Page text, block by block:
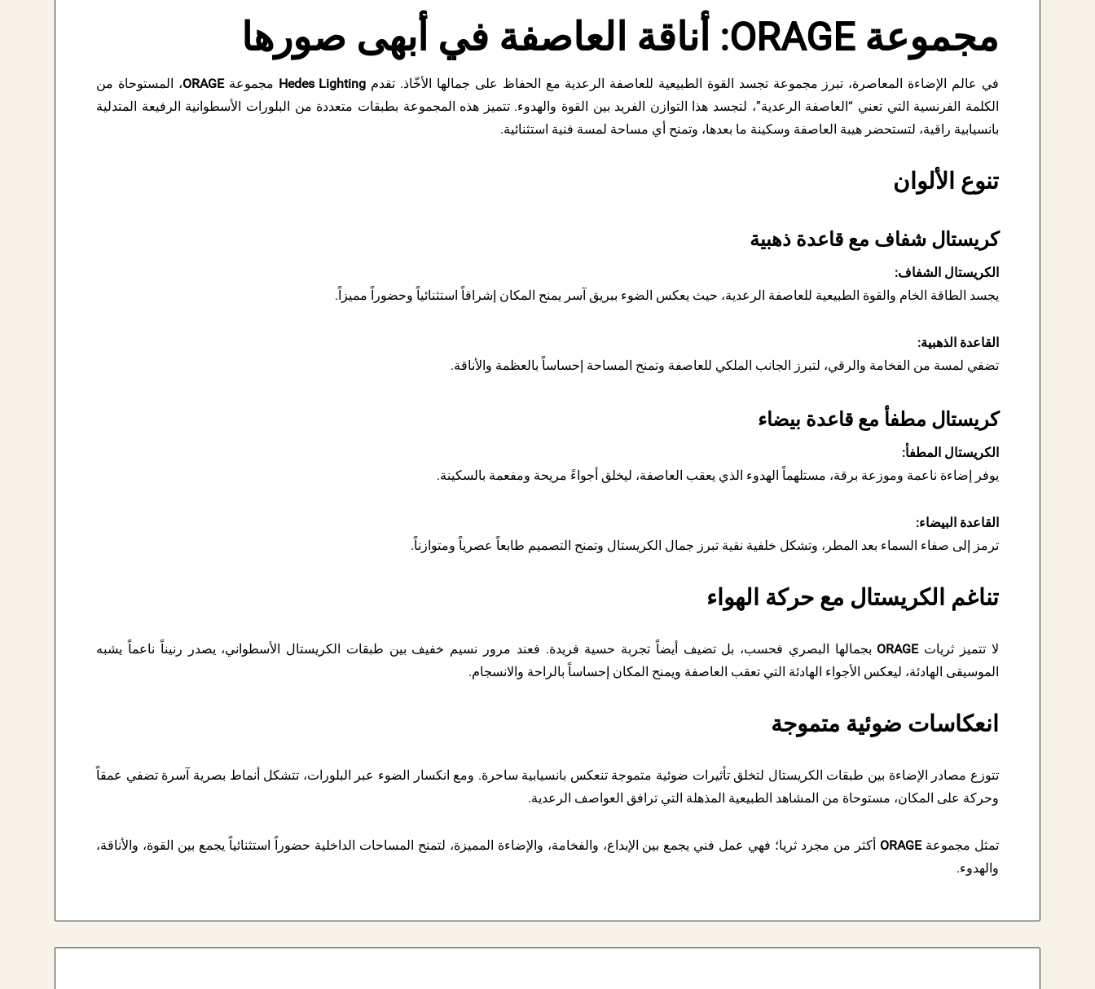
مجموعة ORAGE: أناقة العاصفة في أبهى صورها
في عالم الإضاءة المعاصرة، تبرز مجموعة تجسد القوة الطبيعية للعاصفة الرعدية مع الحفاظ على جمالها الأخّاذ. تقدم Hedes Lighting مجموعةORAGE، المستوحاة من
الكلمة الفرنسية التي تعني “العاصفة الرعدية”، لتجسد هذا التوازن الفريد بين القوة والهدوء. تتميز هذه المجموعة بطبقات متعددة من البلورات الأسطوانية الرفيعة المتدلية
بانسيابية راقية، لتستحضر هيبة العاصفة وسكينة ما بعدها، وتمنح أي مساحة لمسة فنية استثنائية.
تنوع الألوان
كريستال شفاف مع قاعدة ذهبية
الكريستال الشفاف:
يجسد الطاقة الخام والقوة الطبيعية للعاصفة الرعدية، حيث يعكس الضوء ببريق آسر يمنح المكان إشراقاً استثنائياً وحضوراً مميزاً.
القاعدة الذهبية:
تضفي لمسة من الفخامة والرقي، لتبرز الجانب الملكي للعاصفة وتمنح المساحة إحساساً بالعظمة والأناقة.
كريستال مطفأ مع قاعدة بيضاء
الكريستال المطفأ:
يوفر إضاءة ناعمة وموزعة برقة، مستلهماً الهدوء الذي يعقب العاصفة، ليخلق أجواءً مريحة ومفعمة بالسكينة.
القاعدة البيضاء:
ترمز إلى صفاء السماء بعد المطر، وتشكل خلفية نقية تبرز جمال الكريستال وتمنح التصميم طابعاً عصرياً ومتوازناً.
تناغم الكريستال مع حركة الهواء
لا تتميز ثرياتORAGE بجمالها البصري فحسب، بل تضيف أيضاً تجربة حسية فريدة. فعند مرور نسيم خفيف بين طبقات الكريستال الأسطواني، يصدر رنيناً ناعماً يشبه
الموسيقى الهادئة، ليعكس الأجواء الهادئة التي تعقب العاصفة ويمنح المكان إحساساً بالراحة والانسجام.
انعكاسات ضوئية متموجة
تتوزع مصادر الإضاءة بين طبقات الكريستال لتخلق تأثيرات ضوئية متموجة تنعكس بانسيابية ساحرة. ومع انكسار الضوء عبر البلورات، تتشكل أنماط بصرية آسرة تضفي عمقاً
وحركة على المكان، مستوحاة من المشاهد الطبيعية المذهلة التي ترافق العواصف الرعدية.
تمثل مجموعةORAGE أكثر من مجرد ثريا؛ فهي عمل فني يجمع بين الإبداع، والفخامة، والإضاءة المميزة، لتمنح المساحات الداخلية حضوراً استثنائياً يجمع بين القوة، والأناقة،
والهدوء.